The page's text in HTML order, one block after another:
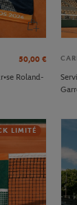
50,00 €
Roland-
LIMITÉ